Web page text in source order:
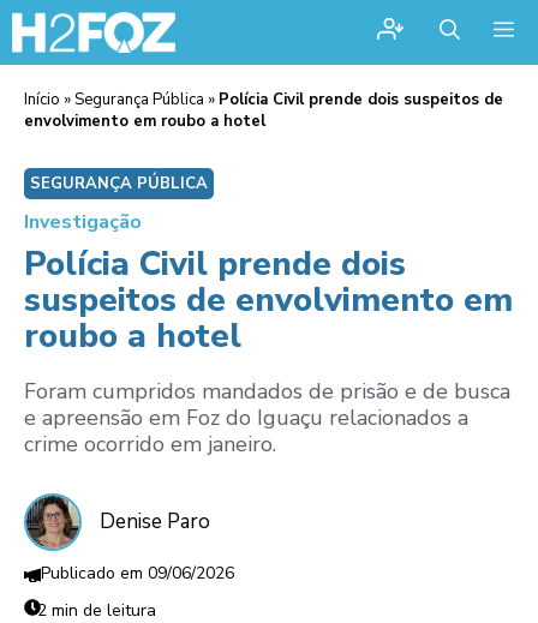
Início »Segurança Pública » Polícia Civil prende dois suspeitos de
envolvimento em roubo a hotel
SEGURANÇA PÚBLICA
Investigação
Polícia Civil prende dois
suspeitos de envolvimento em
roubo a hotel
Foram cumpridos mandados de prisão e de busca
e apreensão em Foz do Iguaçu relacionados a
crime ocorrido em janeiro.
Denise Paro
09/06/2026
2 min de leitura